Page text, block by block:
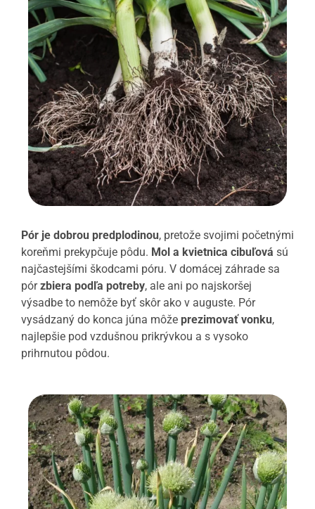
Pór je dobrou predplodinou, pretože svojimi početnými
koreňmi prekypčuje pôdu. Mol a kvietnica cibuľová sú
najčastejšími škodcami póru. V domácej záhrade sa
pórzbiera podľa potreby, ale ani po najskoršej
výsadbe to nemôže byť skôr ako v auguste. Pór
vysádzaný do konca júna môže prezimovať vonku,
najlepšie pod vzdušnou prikrývkou a s vysoko
prihrnutou pôdou.